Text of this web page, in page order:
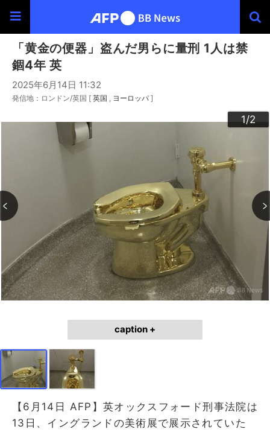
「黄金の便器」盗んだ男らに量刑 1人は禁
錮4年 英
2025年6月14日 11:32
発信地：ロンドン/英国 [ 英国 ヨーロッパ ]
1/2
2/2
caption +
【6月14日 AFP】英オックスフォード刑事法院は
13日、イングランドの美術展で展示されていた